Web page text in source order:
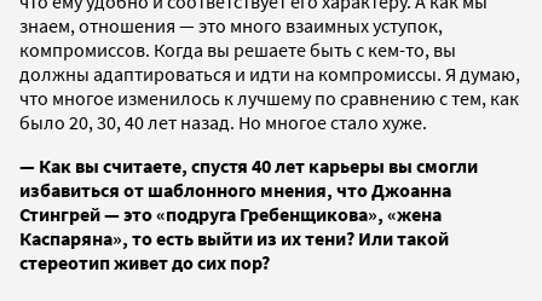
знаем, отношения — это много взаимных уступок,
компромиссов. Когда вы решаете быть с кем-то, вы
должны адаптироваться и идти на компромиссы. Я думаю,
что многое изменилось к лучшему по сравнению с тем, как
было 20, 30, 40 лет назад. Но многое стало хуже.
— Как вы считаете, спустя 40 лет карьеры вы смогли
избавиться от шаблонного мнения, что Джоанна
Стингрей — это «подруга Гребенщикова», «жена
Каспаряна», то есть выйти из их тени? Или такой
стереотип живет до сих пор?